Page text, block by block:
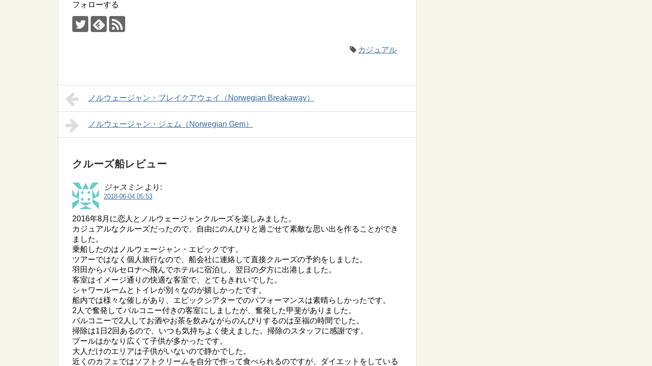
フォローする
カジュアル
ノルウェージャン・ブレイクアウェイ（Norwegian Breakaway）
ノルウェージャン・ジェム（Norwegian Gem）
クルーズ船レビュー
ジャスミン より:
2018-06-04 05:53
2016年8月に恋人とノルウェージャンクルーズを楽しみました。
カジュアルなクルーズだったので、自由にのんびりと過ごせて素敵な思い出を作ることができ
ました。
乗船したのはノルウェージャン・エピックです。
ツアーではなく個人旅行なので、船会社に連絡して直接クルーズの予約をしました。
羽田からバルセロナへ飛んでホテルに宿泊し、翌日の夕方に出港しました。
客室はイメージ通りの快適な客室で、とてもきれいでした。
シャワールームとトイレが別々なのが嬉しかったです。
船内では様々な催しがあり、エピックシアターでのパフォーマンスは素晴らしかったです。
2人で奮発してバルコニー付きの客室にしましたが、奮発した甲斐がありました。
バルコニーで2人してお酒やお茶を飲みながらのんびりするのは至福の時間でした。
掃除は1日2回あるので、いつも気持ちよく使えました。掃除のスタッフに感謝です。
プールはかなり広くて子供が多かったです。
大人だけのエリアは子供がいないので静かでした。
近くのカフェではソフトクリームを自分で作って食べられるのですが、ダイエットをしている